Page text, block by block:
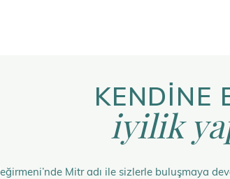
KENDİNE
iyilik
Mitr adı ile sizlerle buluşmaya